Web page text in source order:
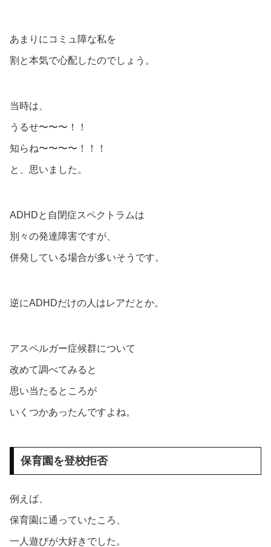
あまりにコミュ障な私を
割と本気で心配したのでしょう。
当時は、
うるせ〜〜〜！！
知らね〜〜〜〜！！！
と、思いました。
ADHDと自閉症スペクトラムは
別々の発達障害ですが、
併発している場合が多いそうです。
逆にADHDだけの人はレアだとか。
アスペルガー症候群について
改めて調べてみると
思い当たるところが
いくつかあったんですよね。
保育園を登校拒否
例えば、
保育園に通っていたころ、
一人遊びが大好きでした。